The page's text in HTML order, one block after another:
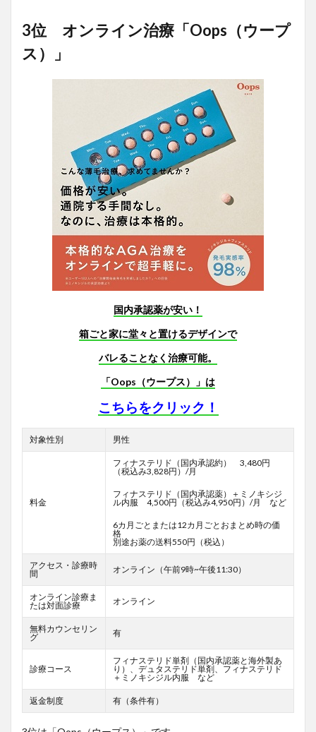
3位 オンライン治療「Oops（ウープ
ス）」
国内承認薬が安い！
箱ごと家に堂々と置けるデザインで
バレることなく治療可能。
「Oops（ウープス）」は
こちらをクリック！
対象性別 男性
料金
フィナステリド（国内承認約） 3,480円
（税込み3,828円）/月
フィナステリド（国内承認薬）＋ミノキシジ
ル内服 4,500円（税込み4,950円）/月 など
6カ月ごとまたは12カ月ごとおまとめ時の価
格
別途お薬の送料550円（税込）
アクセス・診療時
間
オンライン（午前9時~午後11:30）
オンライン診療ま
たは対面診療
オンライン
無料カウンセリン
グ
有
診療コース
フィナステリド単剤（国内承認薬と海外製あ
り）、デュタステリド単剤、フィナステリド
＋ミノキシジル内服 など
返金制度 有（条件有）